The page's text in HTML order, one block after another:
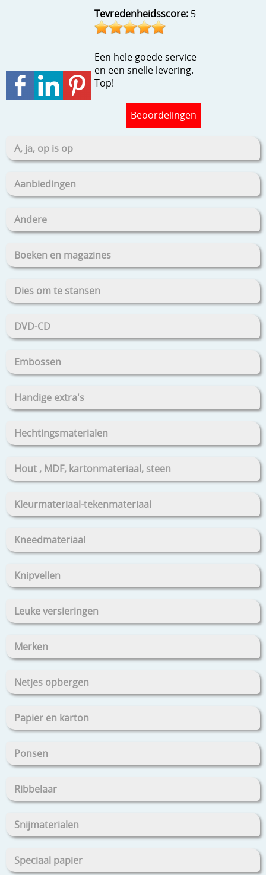
Tevredenheidsscore: 5
Een hele goede service
en een snelle levering.
Top!
Beoordelingen
A, ja, op is op
Aanbiedingen
Andere
Boeken en magazines
Dies om te stansen
DVD-CD
Embossen
Handige extra's
Hechtingsmaterialen
Hout , MDF, kartonmateriaal, steen
Kleurmateriaal-tekenmateriaal
Kneedmateriaal
Knipvellen
Leuke versieringen
Merken
Netjes opbergen
Papier en karton
Ponsen
Ribbelaar
Snijmaterialen
Speciaal papier